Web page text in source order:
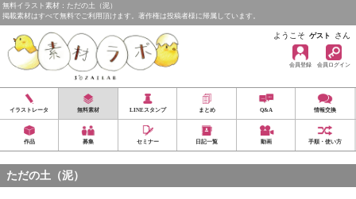
無料イラスト素材：ただの土（泥）
掲載素材はすべて無料でご利用頂けます。著作権は投稿者様に帰属しています。
ようこそ ゲスト さん
会員登録 会員ログイン
イラストレータ 無料素材 LINEスタンプ まとめ Q&A 情報交換
作品 募集 セミナー 日記一覧 動画 手順・使い方
ただの土（泥）